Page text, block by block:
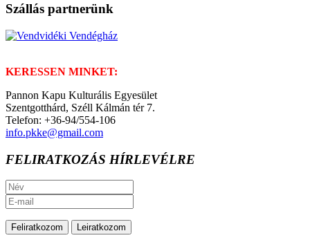
Szállás partnerünk
KERESSEN MINKET:
Pannon Kapu Kulturális Egyesület
Szentgotthárd, Széll Kálmán tér 7.
Telefon: +36-94/554-106
info.pkke@gmail.com
FELIRATKOZÁS HÍRLEVÉLRE